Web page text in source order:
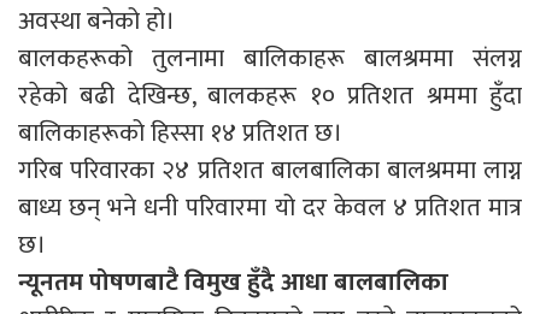
अवस्था बनेको हो।
बालकहरूको तुलनामा बालिकाहरू बालश्रममा संलग्न
रहेको बढी देखिन्छ, बालकहरू १० प्रतिशत श्रममा हुँदा
बालिकाहरूको हिस्सा १४ प्रतिशत छ।
गरिब परिवारका २४ प्रतिशत बालबालिका बालश्रममा लाग्न
बाध्य छन् भने धनी परिवारमा यो दर केवल ४ प्रतिशत मात्र
छ।
न्यूनतम पोषणबाटै विमुख हुँदै आधा बालबालिका